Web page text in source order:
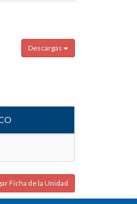
Descargas
Ficha de la Unidad